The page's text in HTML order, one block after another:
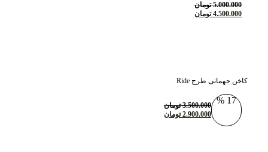
5.000.000 تومان
4.500.000 تومان
کاخن جهمانی طرح Ride
17 %
3.500.000 تومان
2.900.000 تومان